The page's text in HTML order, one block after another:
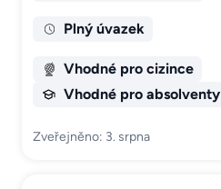
Plný úvazek
Vhodné pro cizince
Vhodné pro absolventy
Zveřejněno: 3. srpna